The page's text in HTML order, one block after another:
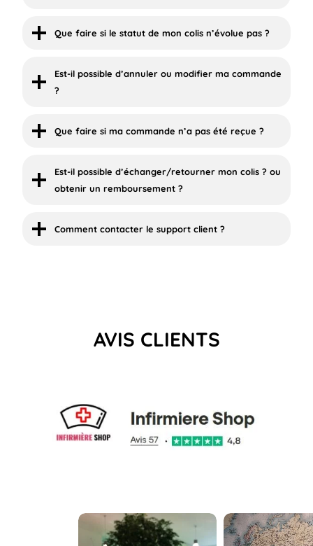
Que faire si le statut de mon colis n’évolue pas ?
Est-il possible d’annuler ou modifier ma commande
?
Que faire si ma commande n’a pas été reçue ?
Est-il possible d’échanger/retourner mon colis ? ou
obtenir un remboursement ?
Comment contacter le support client ?
AVIS CLIENTS